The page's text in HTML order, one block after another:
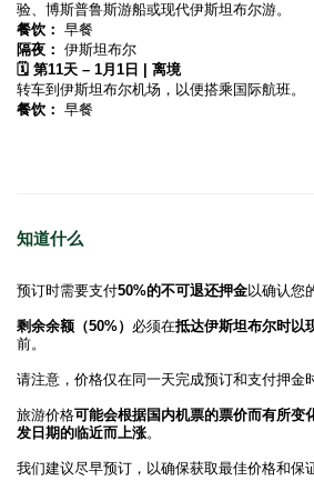
验、博斯普鲁斯游船或现代伊斯坦布尔游。
餐饮： 早餐
隔夜： 伊斯坦布尔
🗓️ 第11天 – 1月1日 | 离境
转车到伊斯坦布尔机场，以便搭乘国际航班。
餐饮： 早餐
知道什么
预订时需要支付50%的不可退还押金以确认您
剩余余额（50%） 必须在抵达伊斯坦布尔时以
前。
请注意，价格仅在同一天完成预订和支付押金
旅游价格可能会根据国内机票的票价而有所变
发日期的临近而上涨。
我们建议尽早预订，以确保获取最佳价格和保